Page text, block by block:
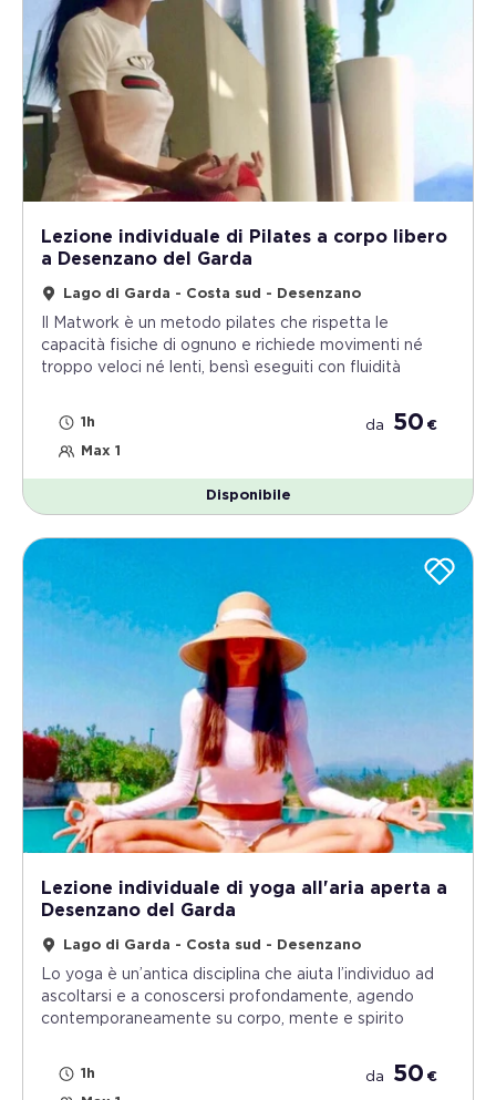
Lezione individuale di Pilates a corpo libero
a Desenzano del Garda
Lago di Garda - Costa sud - Desenzano
Il Matwork è un metodo pilates che rispetta le
capacità fisiche di ognuno e richiede movimenti né
troppo veloci né lenti, bensì eseguiti con fluidità
1h
Max 1
da 50 €
Disponibile
Lezione individuale di yoga all'aria aperta a
Desenzano del Garda
Lago di Garda - Costa sud - Desenzano
Lo yoga è un’antica disciplina che aiuta l’individuo ad
ascoltarsi e a conoscersi profondamente, agendo
contemporaneamente su corpo, mente e spirito
1h
da 50 €